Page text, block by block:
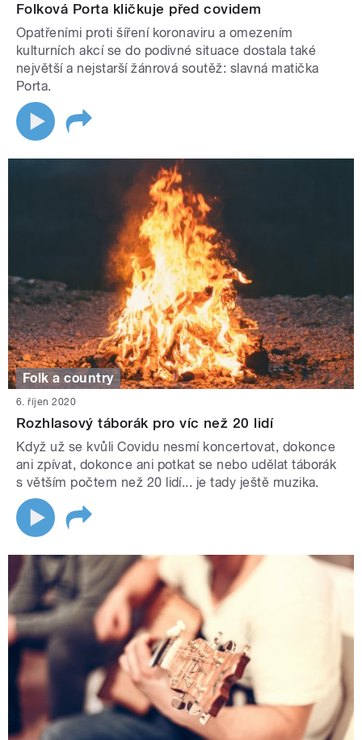
Folková Porta kličkuje před covidem
Opatřeními proti šíření koronaviru a omezením
kulturních akcí se do podivné situace dostala také
největší a nejstarší žánrová soutěž: slavná matička
Porta.
Folk a country
6. říjen 2020
Rozhlasový táborák pro víc než 20 lidí
Když už se kvůli Covidu nesmí koncertovat, dokonce
ani zpívat, dokonce ani potkat se nebo udělat táborák
s větším počtem než 20 lidí... je tady ještě muzika.